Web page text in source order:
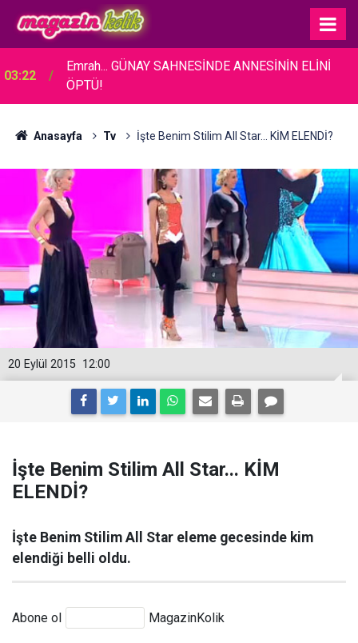
22:43
Alina Boz - Umut Evirgen... BEBEKLERİNİN
CİNSİYETİNİ AÇIKLADILAR!
Anasayfa Tv İşte Benim Stilim All Star... KİM ELENDİ?
12:00
20 Eylül 2015
İşte Benim Stilim All Star... KİM
ELENDİ?
İşte Benim Stilim All Star eleme gecesinde kim
elendiği belli oldu.
Abone ol MagazinKolik